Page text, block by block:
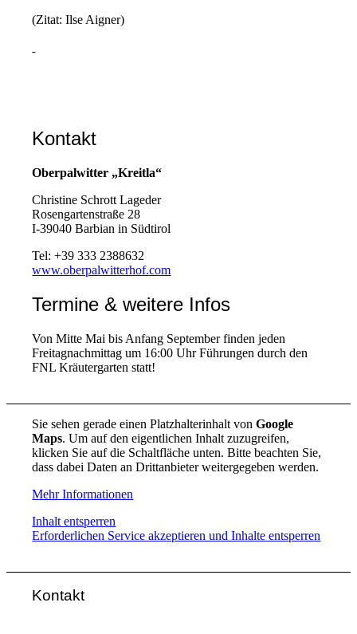
(Zitat: Ilse Aigner)
Kontakt
Oberpalwitter „Kreitla“
Christine Schrott Lageder
Rosengartenstraße 28
I-39040 Barbian in Südtirol
Tel: +39 333 2388632
www.oberpalwitterhof.com
Termine & weitere Infos
Von Mitte Mai bis Anfang September finden jeden
Freitagnachmittag um 16:00 Uhr Führungen durch den
FNL Kräutergarten statt!
Sie sehen gerade einen Platzhalterinhalt vonGoogle
Maps. Um auf den eigentlichen Inhalt zuzugreifen,
klicken Sie auf die Schaltfläche unten. Bitte beachten Sie,
dass dabei Daten an Drittanbieter weitergegeben werden.
Mehr Informationen
Inhalt entsperren
Erforderlichen Service akzeptieren und Inhalte entsperren
Kontakt